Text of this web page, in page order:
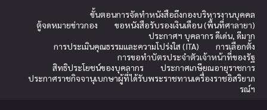
ขั้นตอนการจัดทำหนังสือถึงกองบริหารงานบุคคล
ตู้จดหมายข่าวกอง
ขอหนังสือรับรองเงินเดือน (พื้นที่ศาลายา)
ประกาศฯ บุคลากร ดีเด่น, ดีมาก
การประเมินคุณธรรมและความโปร่งใส (ITA)
การเลือกตั้ง
การขอทำบัตรประจำตัวเจ้าหน้าที่ของรัฐ
สิทธิประโยชน์ของบุคลากร
ประกาศเกษียณอายุราชการ
ประกาศราชกิจจานุเบกษาผู้ที่ได้รับพระราชทานเครื่องราชอิสริยาภ
รณ์ฯ